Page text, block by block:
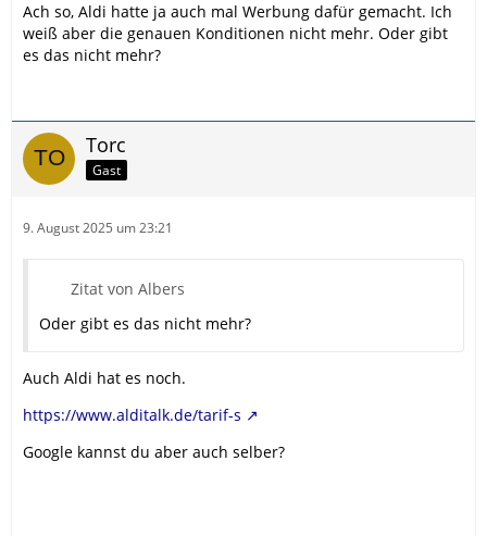
Ach so, Aldi hatte ja auch mal Werbung dafür gemacht. Ich
weiß aber die genauen Konditionen nicht mehr. Oder gibt
es das nicht mehr?
Torc
Gast
9. August 2025 um 23:21
Zitat von Albers
Oder gibt es das nicht mehr?
Auch Aldi hat es noch.
https://www.alditalk.de/tarif-s
Google kannst du aber auch selber?